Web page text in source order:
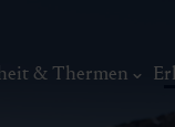
& Thermen